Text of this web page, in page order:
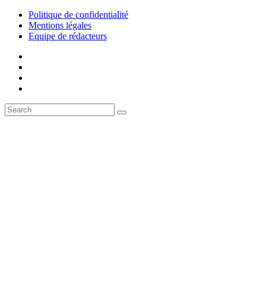
Politique de confidentialité
Mentions légales
Equipe de rédacteurs